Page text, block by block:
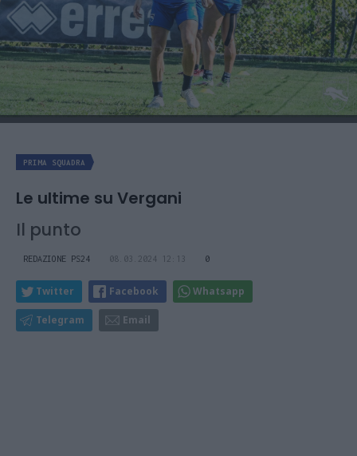
PRIMA SQUADRA
Le ultime su Vergani
Il punto
REDAZIONE PS24 08.03.2024 12:13 0
Twitter Facebook Whatsapp
Telegram Email